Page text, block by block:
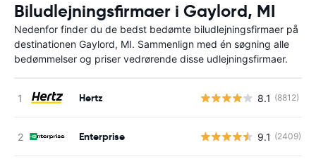
Biludlejningsfirmaer i Gaylord, MI
Nedenfor finder du de bedst bedømte biludlejningsfirmaer på
destinationen Gaylord, MI. Sammenlign med én søgning alle
bedømmelser og priser vedrørende disse udlejningsfirmaer.
Hertz 8.1 (8812)
Enterprise 9.1 (2409)